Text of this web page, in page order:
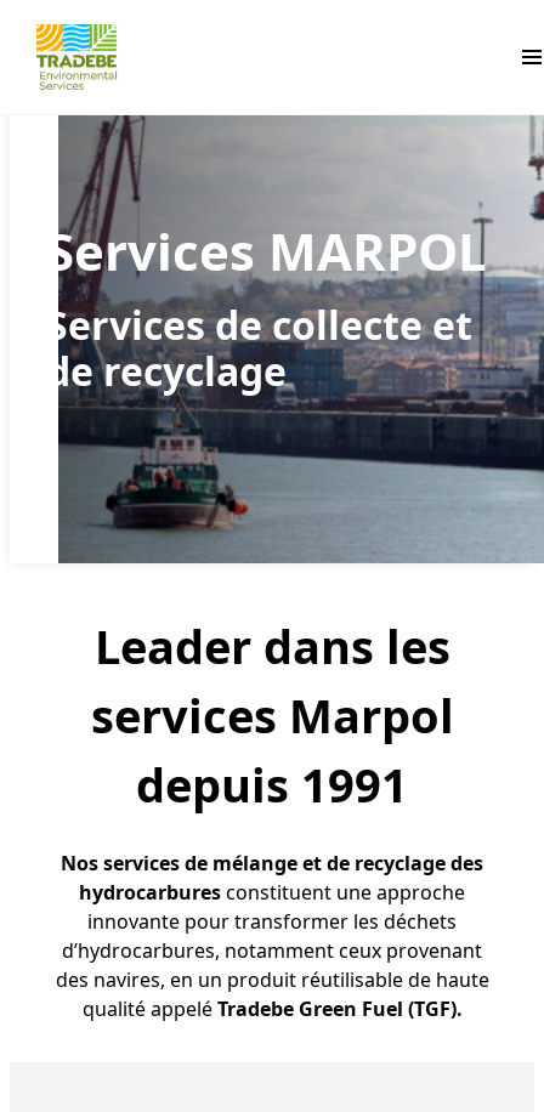
Services MARPOL
Services de collecte et
de recyclage
Leader dans les
services Marpol
depuis 1991
Nos services de mélange et de recyclage des
hydrocarburesconstituent une approche
innovante pour transformer les déchets
d’hydrocarbures, notamment ceux provenant
des navires, en un produit réutilisable de haute
qualité appeléTradebe Green Fuel (TGF).